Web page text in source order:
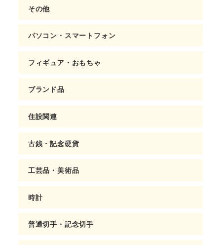
その他
パソコン・スマートフォン
フィギュア・おもちゃ
ブランド品
住設関連
古銭・記念硬貨
工芸品・美術品
時計
普通切手・記念切手